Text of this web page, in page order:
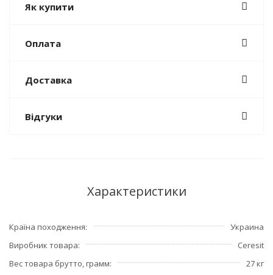
Як купити
Оплата
Доставка
Відгуки
Характеристики
Країна походження
Украина
Виробник товара
Ceresit
Вес товара брутто, грамм
27 кг